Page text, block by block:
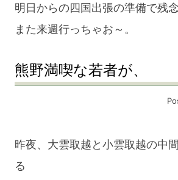
明日からの四国出張の準備で残
また来週行っちゃお～。
熊野満喫な若者が、
昨夜、大雲取越と小雲取越の中
る